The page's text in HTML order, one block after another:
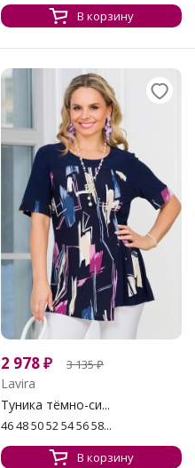
В корзину
2 978₽ 3 135₽
Lavira
Туника тёмно-си...
46 48 50 52 54 56 58...
В корзину